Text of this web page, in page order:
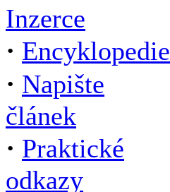
Inzerce
· Encyklopedie
· Napište
článek
· Praktické
odkazy